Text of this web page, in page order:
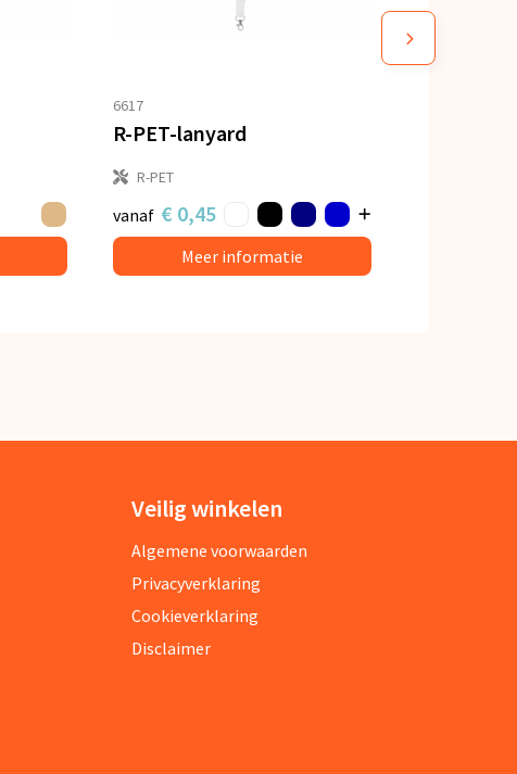
6617
R-PET-lanyard
R-PET
vanaf € 0,45
Meer informatie
Veilig winkelen
Algemene voorwaarden
Privacyverklaring
Cookieverklaring
Disclaimer